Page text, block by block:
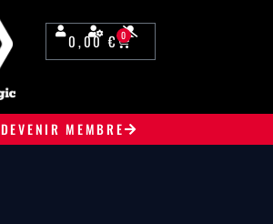
0,00€ 0
DEVENIR MEMBRE